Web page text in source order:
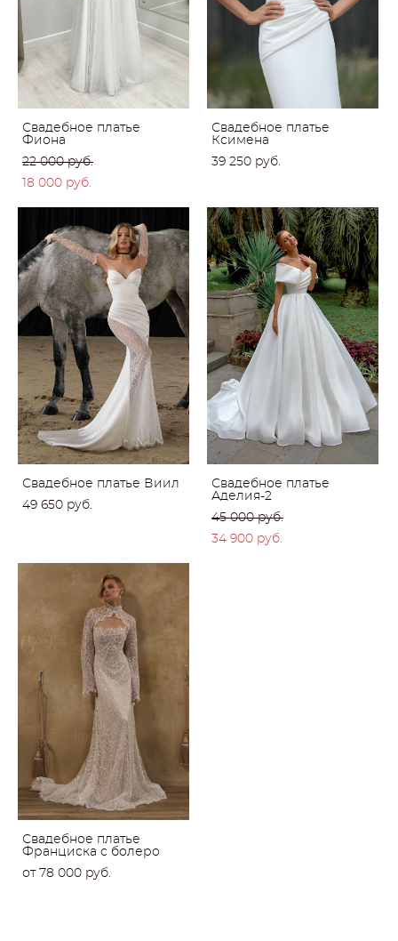
Свадебное платье
Фиона
22 000 pуб.
18 000 pуб.
Свадебное платье
Ксимена
39 250 pуб.
Свадебное платье Виил
49 650 pуб.
Свадебное платье
Аделия-2
45 000 pуб.
34 900 pуб.
Свадебное платье
Франциска с болеро
от 78 000 pуб.